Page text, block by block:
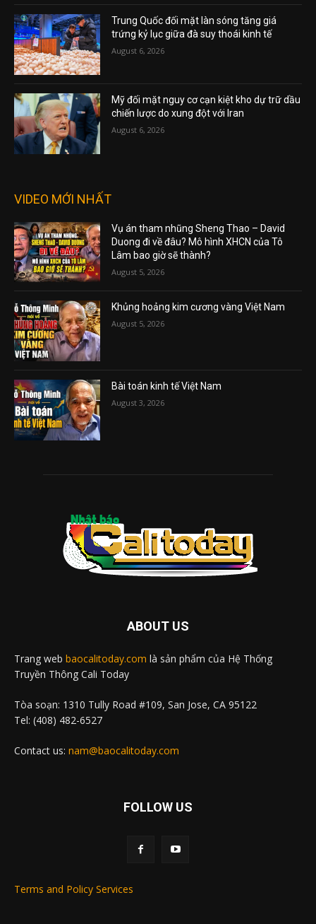
Trung Quốc đối mặt làn sóng tăng giá
trứng kỷ lục giữa đà suy thoái kinh tế
August 6, 2026
Mỹ đối mặt nguy cơ cạn kiệt kho dự trữ dầu
chiến lược do xung đột với Iran
August 6, 2026
VIDEO MỚI NHẤT
Vụ án tham nhũng Sheng Thao – David
Duong đi về đâu? Mô hình XHCN của Tô
Lâm bao giờ sẽ thành?
August 5, 2026
Khủng hoảng kim cương vàng Việt Nam
August 5, 2026
Bài toán kinh tế Việt Nam
August 3, 2026
ABOUT US
Trang web baocalitoday.com là sản phẩm của Hệ Thống
Truyền Thông Cali Today
Tòa soạn: 1310 Tully Road #109, San Jose, CA 95122
Tel: (408) 482-6527
Contact us: nam@baocalitoday.com
FOLLOW US
Terms and Policy Services